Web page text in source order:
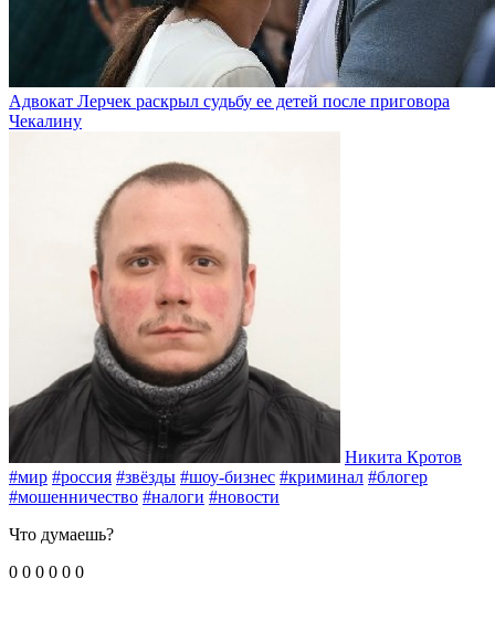
Адвокат Лерчек раскрыл судьбу ее детей после приговора
Чекалину
Никита Кротов
#мир #россия #звёзды #шоу-бизнес #криминал #блогер
#мошенничество #налоги #новости
Что думаешь?
0 0 0 0 0 0